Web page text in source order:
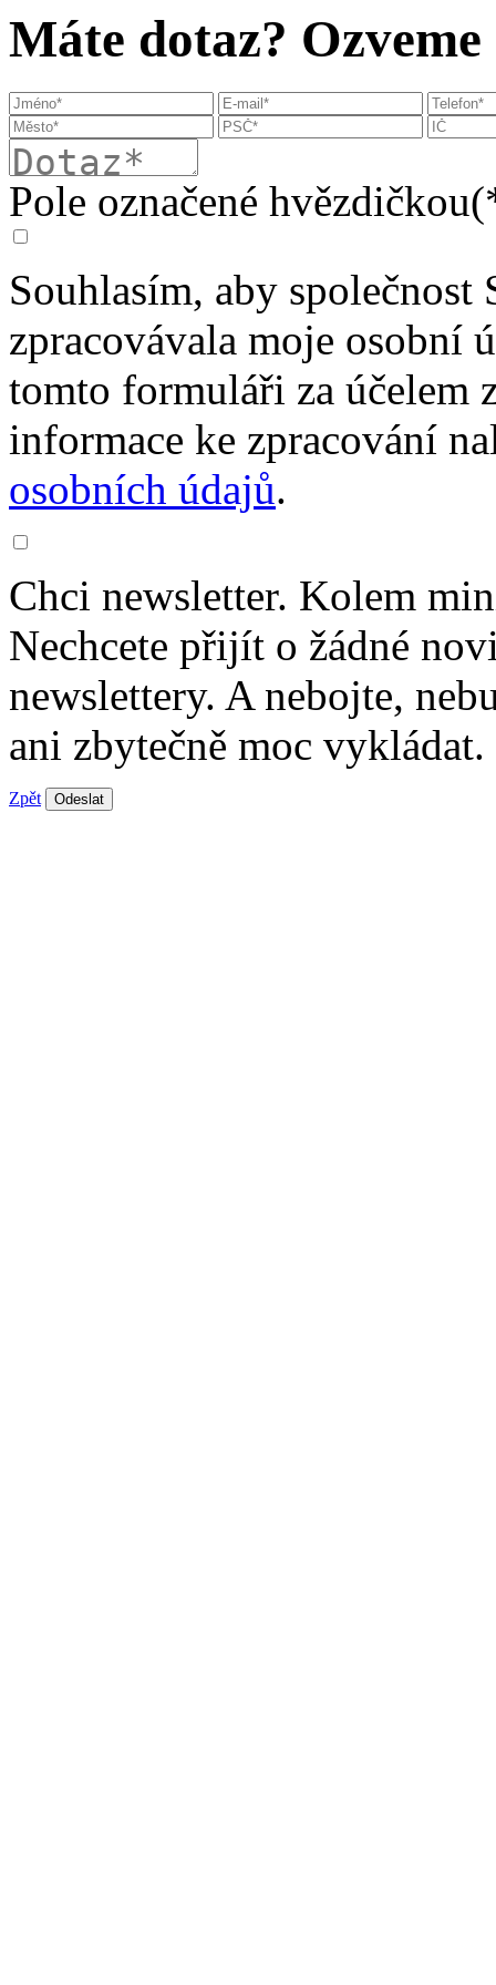
Máte dotaz? Ozveme
Pole označené
Souhlasím, aby společnost
zpracovávala moje osobní
tomto formuláři za účelem
informace ke zpracování
osobních údajů.
Chci newsletter. Kolem
Nechcete přijít o žádné
newslettery. A nebojte,
ani zbytečně moc vykládat.
Zpět Odeslat